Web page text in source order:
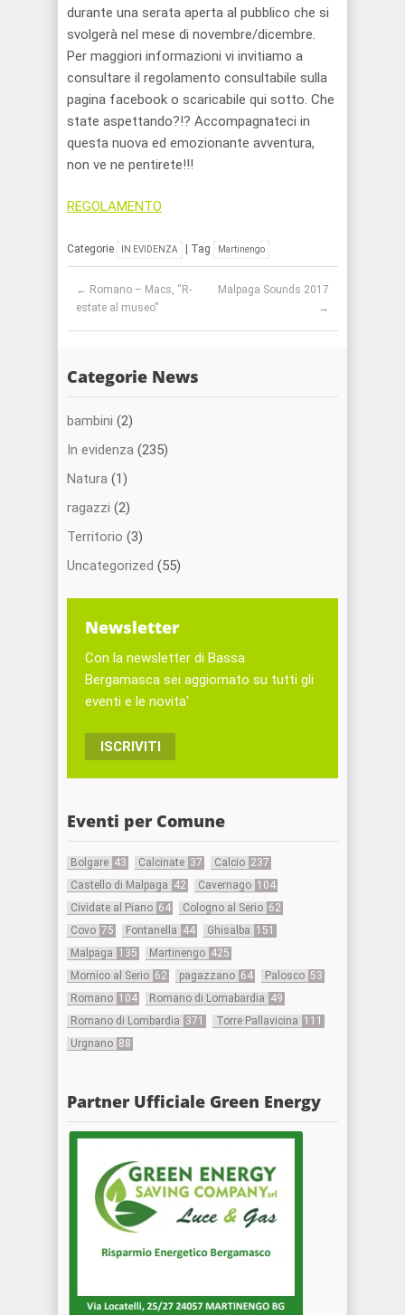
durante una serata aperta al pubblico che si
svolgerà nel mese di novembre/dicembre.
Per maggiori informazioni vi invitiamo a
consultare il regolamento consultabile sulla
pagina facebook o scaricabile qui sotto. Che
state aspettando?!? Accompagnateci in
questa nuova ed emozionante avventura,
non ve ne pentirete!!!
REGOLAMENTO
Categorie IN EVIDENZA | Tag Martinengo
← Romano – Macs, “R-
estate al museo”
Malpaga Sounds 2017
→
Categorie News
bambini (2)
In evidenza (235)
Natura (1)
ragazzi (2)
Territorio (3)
Uncategorized (55)
Newsletter
Con la newsletter di Bassa
Bergamasca sei aggiornato su tutti gli
eventi e le novita'
ISCRIVITI
Eventi per Comune
Bolgare 43 Calcinate 37 Calcio 237
Castello di Malpaga 42 Cavernago 104
Cividate al Piano 64 Cologno al Serio 62
Covo 75 Fontanella 44 Ghisalba 151
Malpaga 135 Martinengo 425
Mornico al Serio 62 pagazzano 64 Palosco 53
Romano 104 Romano di Lomabardia 49
Romano di Lombardia 371 Torre Pallavicina 111
Urgnano 88
Partner Ufficiale Green Energy